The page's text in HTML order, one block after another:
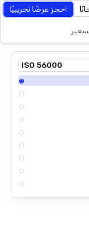
احجز عرضًا تجريبيًا
ISO 56000